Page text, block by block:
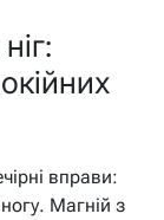
вправи:
Магній з